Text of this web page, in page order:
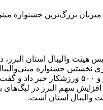
هیئت والیبال استان البرز،
نخستین جشنواره
حدود یک هزار و ۵۰۰ ورزشکار
افزایش سهم البرز در
والیبال استان است.